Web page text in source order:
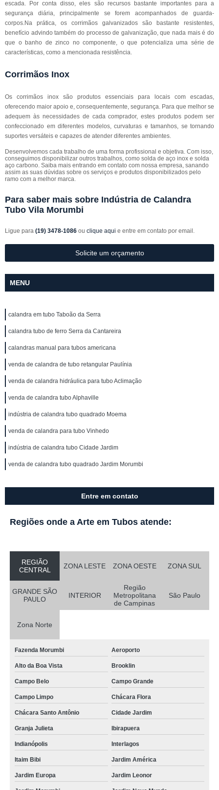
escada. Por conta disso, eles são recursos bastante importantes para a
segurança diária, principalmente se forem acompanhados de guarda-
corpos.Na prática, os corrimãos galvanizados são bastante resistentes,
benefício advindo também do processo de galvanização, que nada mais é do
que o banho de zinco no componente, o que potencializa uma série de
características, como a mencionada resistência.
Corrimãos Inox
Os corrimãos inox são produtos essenciais para locais com escadas,
oferecendo maior apoio e, consequentemente, segurança. Para que melhor se
adequem às necessidades de cada comprador, estes produtos podem ser
confeccionado em diferentes modelos, curvaturas e tamanhos, se tornando
suportes versáteis e capazes de atender diferentes ambientes.
Desenvolvemos cada trabalho de uma forma profissional e objetiva. Com isso,
conseguimos disponibilizar outros trabalhos, como solda de aço inox e solda
aço carbono. Saiba mais entrando em contato com nossa empresa, sanando
assim as suas dúvidas sobre os serviços e produtos disponibilizados pelo
ramo com a melhor marca.
Para saber mais sobre Indústria de Calandra
Tubo Vila Morumbi
Ligue para (19) 3478-1086 ou clique aqui e entre em contato por email.
Solicite um orçamento
MENU
calandra em tubo Taboão da Serra
calandra tubo de ferro Serra da Cantareira
calandras manual para tubos americana
venda de calandra de tubo retangular Paulínia
venda de calandra hidráulica para tubo Aclimação
venda de calandra tubo Alphaville
indústria de calandra tubo quadrado Moema
venda de calandra para tubo Vinhedo
indústria de calandra tubo Cidade Jardim
venda de calandra tubo quadrado Jardim Morumbi
Entre em contato
Regiões onde a Arte em Tubos atende:
REGIÃO
CENTRAL
ZONA LESTE ZONA OESTE ZONA SUL
GRANDE SÃO
PAULO
INTERIOR
Região
Metropolitana
de Campinas
São Paulo
Zona Norte
Fazenda Morumbi Aeroporto
Alto da Boa Vista Brooklin
Campo Belo Campo Grande
Campo Limpo Chácara Flora
Chácara Santo Antônio Cidade Jardim
Granja Julieta Ibirapuera
Indianópolis Interlagos
Itaim Bibi Jardim América
Jardim Europa Jardim Leonor